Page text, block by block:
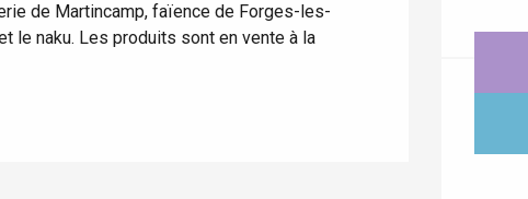
de Martincamp, faïence de Forges-les-
le naku. Les produits sont en vente à la